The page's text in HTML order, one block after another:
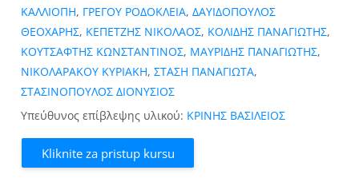
ΚΑΛΛΙΟΠΗ, ΓΡΕΓΟΥ ΡΟΔΟΚΛΕΙΑ, ΔΑΥΙΔΟΠΟΥΛΟΣ
ΘΕΟΧΑΡΗΣ, ΚΕΠΕΤΖΗΣ ΝΙΚΟΛΑΟΣ, ΚΟΛΙΔΗΣ ΠΑΝΑΓΙΩΤΗΣ,
ΚΟΥΤΣΑΦΤΗΣ ΚΩΝΣΤΑΝΤΙΝΟΣ, ΜΑΥΡΙΔΗΣ ΠΑΝΑΓΙΩΤΗΣ,
ΝΙΚΟΛΑΡΑΚΟΥ ΚΥΡΙΑΚΗ, ΣΤΑΣΗ ΠΑΝΑΓΙΩΤΑ,
ΣΤΑΣΙΝΟΠΟΥΛΟΣ ΔΙΟΝΥΣΙΟΣ
Υπεύθυνος επίβλεψης υλικού: ΚΡΙΝΗΣ ΒΑΣΙΛΕΙΟΣ
Kliknite za pristup kursu